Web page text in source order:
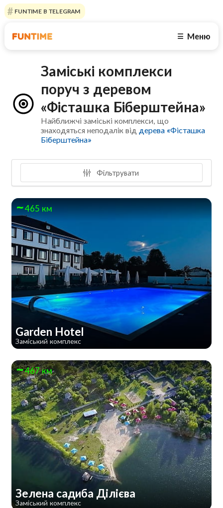
FUNTIME В TELEGRAM
☰ Меню
Заміські комплекси
поруч з деревом
«Фісташка Біберштейна»
Найближчі заміські комплекси, що
знаходяться неподалік від дерева «Фісташка
Біберштейна»
Фільтрувати
465 км
Garden Hotel
Заміський комплекс
467 км
Зелена садиба Ділієва
Заміський комплекс